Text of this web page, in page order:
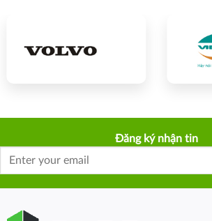
Đăng ký nhận tin